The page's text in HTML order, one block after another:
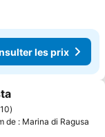
les prix
favoris
de : Marina di Ragusa